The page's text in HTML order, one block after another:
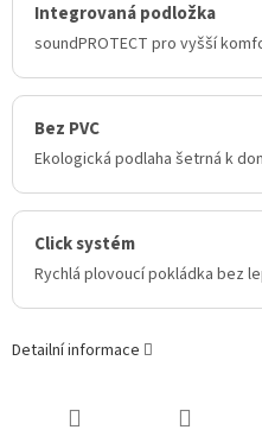
Integrovaná podložka
soundPROTECT pro vyšší
Bez PVC
Ekologická podlaha šetrná k
Click systém
Rychlá plovoucí pokládka bez
Detailní informace